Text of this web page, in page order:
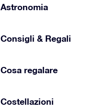
Astronomia
Consigli & Regali
Cosa regalare
Costellazioni